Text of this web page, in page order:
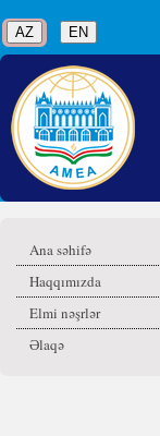
AZ EN
Ana səhifə
Haqqımızda
Elmi nəşrlər
Əlaqə